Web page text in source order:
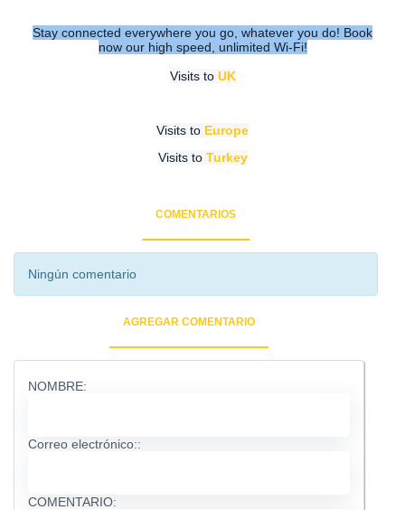
Stay connected everywhere you go, whatever you do! Book
now our high speed, unlimited Wi-Fi!
Visits to UK
Visits to Europe
Visits to Turkey
COMENTARIOS
Ningún comentario
AGREGAR COMENTARIO
NOMBRE:
Correo electrónico::
COMENTARIO: